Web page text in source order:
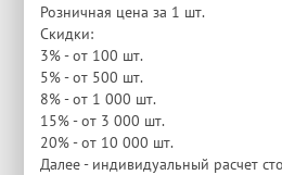
Розничная цена за 1 шт.
Скидки:
3% - от 100 шт.
5% - от 500 шт.
8% - от 1 000 шт.
15% - от 3 000 шт.
20% - от 10 000 шт.
Далее - индивидуальный расчет